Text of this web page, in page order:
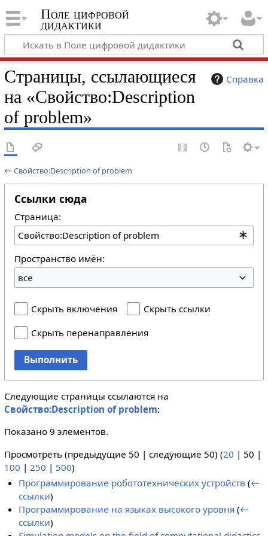
Поле цифровой
дидактики
Справка
Страницы, ссылающиеся
на «Свойство:Description
of problem»
←Свойство:Description of problem
Ссылки сюда
Страница:
Пространство имён:
все
Скрыть включения
Скрыть ссылки
Скрыть перенаправления
Выполнить
Следующие страницы ссылаются на
Свойство:Description of problem:
Показано 9 элементов.
Просмотреть (предыдущие 50 | следующие 50) (20 | 50 |
100 | 250 | 500)
Программирование робототехнических устройств (←
ссылки)
Программирование на языках высокого уровня (←
ссылки)